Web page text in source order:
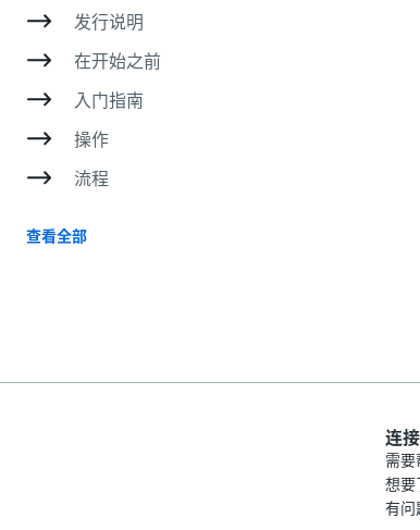
发行说明
在开始之前
入门指南
操作
流程
查看全部
连接
需要
想要
有问